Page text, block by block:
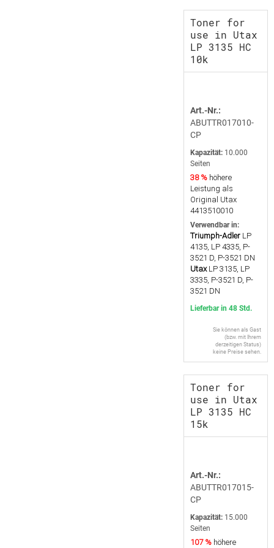
Toner for
use in Utax
LP 3135 HC
10k
Art.-Nr.:
ABUTTR017010-
CP
Kapazität: 10.000
Seiten
38 % höhere
Leistung als
Original Utax
4413510010
Verwendbar in:
Triumph-Adler LP
4135, LP 4335, P-
3521 D, P-3521 DN
UtaxLP 3135, LP
3335, P-3521 D, P-
3521 DN
Lieferbar in 48 Std.
Sie können als Gast
(bzw. mit Ihrem
derzeitigen Status)
keine Preise sehen.
Toner for
use in Utax
LP 3135 HC
15k
Art.-Nr.:
ABUTTR017015-
CP
Kapazität: 15.000
Seiten
107 % höhere